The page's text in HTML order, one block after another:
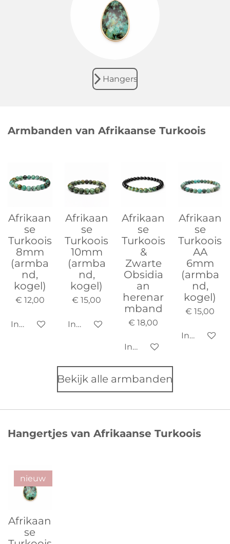
Hangers
Armbanden van Afrikaanse Turkoois
Afrikaan
se
Turkoois
8mm
(armba
nd,
kogel)
€ 12,00
In winkelwagen
Afrikaan
se
Turkoois
10mm
(armba
nd,
kogel)
€ 15,00
In winkelwagen
Afrikaan
se
Turkoois
&
Zwarte
Obsidia
an
herenar
mband
€ 18,00
In winkelwagen
Afrikaan
se
Turkoois
AA
6mm
(armba
nd,
kogel)
€ 15,00
In
Bekijk alle armbanden
Hangertjes van Afrikaanse Turkoois
nieuw
Afrikaan
se